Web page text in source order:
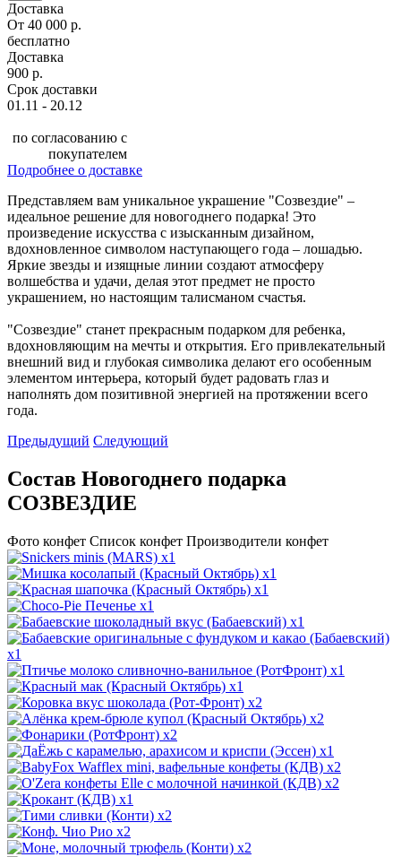
Доставка
От 40 000 р.
бесплатно
Доставка
900 р.
Срок доставки
01.11 - 20.12
по согласованию с
покупателем
Подробнее о доставке
Представляем вам уникальное украшение "Созвездие" –
идеальное решение для новогоднего подарка! Это
произведение искусства с изысканным дизайном,
вдохновленное символом наступающего года – лошадью.
Яркие звезды и изящные линии создают атмосферу
волшебства и удачи, делая этот предмет не просто
украшением, но настоящим талисманом счастья.
"Созвездие" станет прекрасным подарком для ребенка,
вдохновляющим на мечты и открытия. Его привлекательный
внешний вид и глубокая символика делают его особенным
элементом интерьера, который будет радовать глаз и
наполнять дом позитивной энергией на протяжении всего
года.
Предыдущий Следующий
Состав Новогоднего подарка
СОЗВЕЗДИЕ
Фото конфет Список конфет Производители конфет
x1
x1
x1
x1
x1
x1
x1
x1
x2
x2
x2
x1
x2
x2
x1
x2
x2
x2